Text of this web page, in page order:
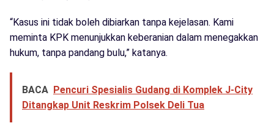
“Kasus ini tidak boleh dibiarkan tanpa kejelasan. Kami
meminta KPK menunjukkan keberanian dalam menegakkan
hukum, tanpa pandang bulu,” katanya.
BACA Pencuri Spesialis Gudang di Komplek J-City
Ditangkap Unit Reskrim Polsek Deli Tua